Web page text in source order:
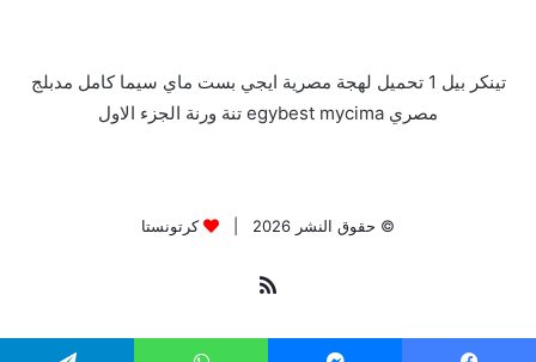
تينكر بيل 1 تحميل لهجة مصرية ايجي بست ماي سيما كامل مدبلج
مصري egybest mycima تنة ورنة الجزء الاول
© حقوق النشر 2026 | كرتونستا
ملخص
الموقع